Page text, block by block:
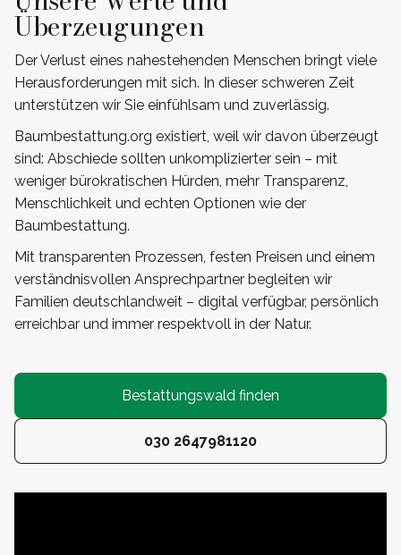
Überzeugungen
Der Verlust eines nahestehenden Menschen bringt viele
Herausforderungen mit sich. In dieser schweren Zeit
unterstützen wir Sie einfühlsam und zuverlässig.
Baumbestattung.org existiert, weil wir davon überzeugt
sind: Abschiede sollten unkomplizierter sein – mit
weniger bürokratischen Hürden, mehr Transparenz,
Menschlichkeit und echten Optionen wie der
Baumbestattung.
Mit transparenten Prozessen, festen Preisen und einem
verständnisvollen Ansprechpartner begleiten wir
Familien deutschlandweit – digital verfügbar, persönlich
erreichbar und immer respektvoll in der Natur.
Bestattungswald finden
030 2647981120